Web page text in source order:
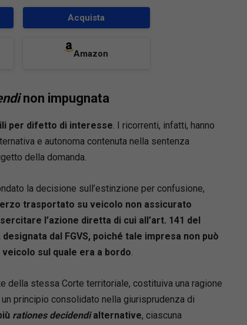
Acquista
Amazon
non impugnata
per difetto di interesse. I ricorrenti, infatti, hanno
e autonoma contenuta nella sentenza
della domanda.
la decisione sull’estinzione per confusione,
trasportato su veicolo non assicurato
l’azione diretta di cui all’art. 141 del
dal FGVS, poiché tale impresa non può
sul quale era a bordo.
della stessa Corte territoriale, costituiva una ragione
principio consolidato nella giurisprudenza di
rationes decidendialternative, ciascuna